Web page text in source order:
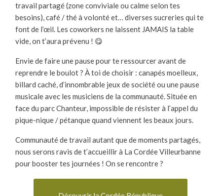
travail partagé (zone conviviale ou calme selon tes
besoins), café / thé à volonté et… diverses sucreries qui te
font de l’œil. Les coworkers ne laissent JAMAIS la table
vide, on t’aura prévenu ! 😋
Envie de faire une pause pour te ressourcer avant de
reprendre le boulot ? À toi de choisir : canapés moelleux,
billard caché, d’innombrable jeux de société ou une pause
musicale avec les musiciens de la communauté. Située en
face du parc Chanteur, impossible de résister à l’appel du
pique-nique / pétanque quand viennent les beaux jours.
Communauté de travail autant que de moments partagés,
nous serons ravis de t’accueillir à La Cordée Villeurbanne
pour booster tes journées ! On se rencontre ?